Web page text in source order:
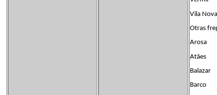
Vila
Otras
Arosa
Atães
Balazar
Barco